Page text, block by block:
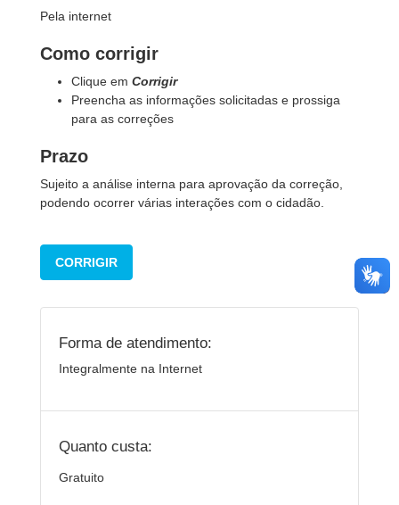
Pela internet
Como corrigir
Clique em Corrigir
Preencha as informações solicitadas e prossiga
para as correções
Prazo
Sujeito a análise interna para aprovação da correção,
podendo ocorrer várias interações com o cidadão.
CORRIGIR
Forma de atendimento:
Integralmente na Internet
Quanto custa:
Gratuito